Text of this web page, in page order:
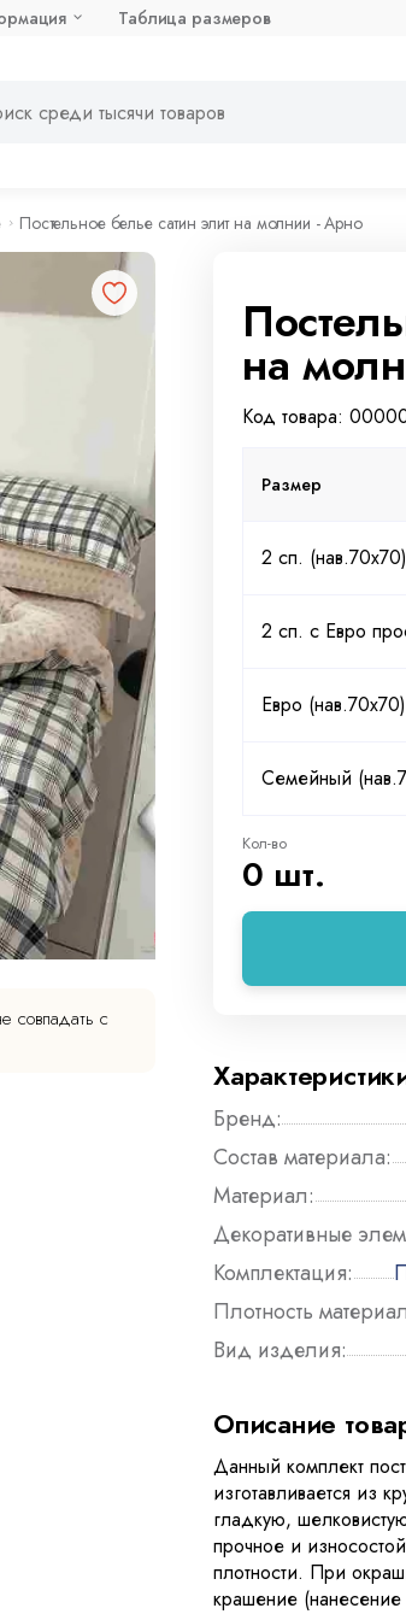
Таблица размеров
Постельное белье сатин элит на молнии - Арно
совпадать с
на
Код товара:
Размер
2 сп. (нав.70х70)
2 сп. с Евро
Евро (нав.70х70)
Семейный
Кол-во
0 шт.
Бренд:
Состав материала:
Материал:
Декоративные
Комплектация:
Плотность
Вид изделия:
Описание
Данный комплект
изготавливается из
гладкую,
прочное и
плотности. При
крашение